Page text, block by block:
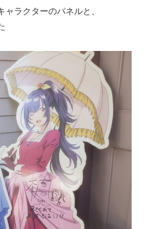
ャラクターのパネルと、